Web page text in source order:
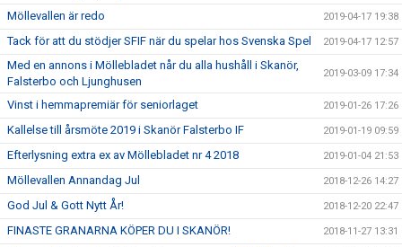
Möllevallen är redo 2019-04-17 19:38
Tack för att du stödjer SFIF när du spelar hos Svenska Spel 2019-04-17 12:57
Med en annons i Möllebladet når du alla hushåll i Skanör,
Falsterbo och Ljunghusen
2019-03-09 17:34
Vinst i hemmapremiär för seniorlaget 2019-01-26 17:26
Kallelse till årsmöte 2019 i Skanör Falsterbo IF 2019-01-19 09:59
Efterlysning extra ex av Möllebladet nr 4 2018 2019-01-04 21:53
Möllevallen Annandag Jul 2018-12-26 14:27
God Jul & Gott Nytt År! 2018-12-20 22:47
FINASTE GRANARNA KÖPER DU I SKANÖR! 2018-11-27 13:31